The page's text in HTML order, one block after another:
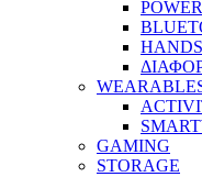
GAMING
STORAGE